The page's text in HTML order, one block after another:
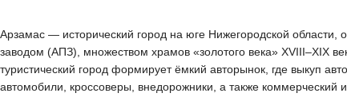
Арзамас — исторический город на юге Нижегородской
заводом (АПЗ), множеством храмов «золотого века» XVIII–XIX
туристический город формирует ёмкий авторынок, где выкуп
автомобили, кроссоверы, внедорожники, а также